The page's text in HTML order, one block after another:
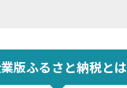
版ふるさと納税とは